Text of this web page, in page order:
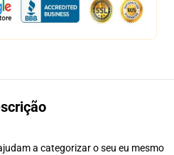
a categorizar o seu eu mesmo